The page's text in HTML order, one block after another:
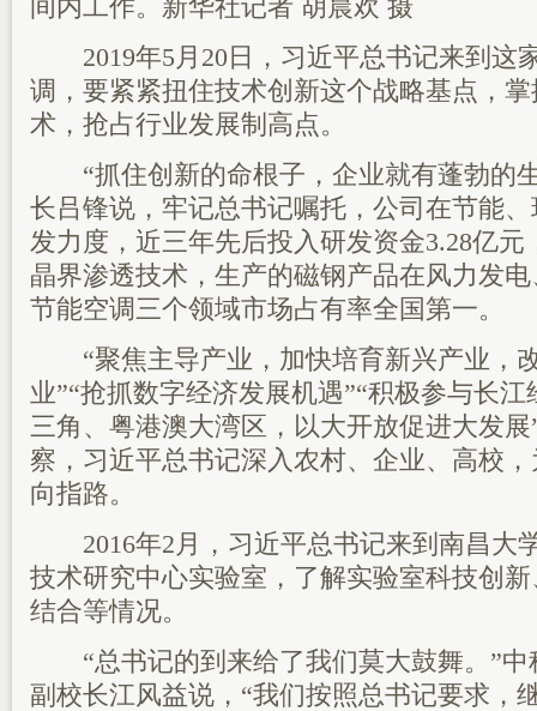
间内工作。新华社记者 胡晨欢 摄
2019年5月20日，习近平总书记来到这
调，要紧紧扭住技术创新这个战略基点，
术，抢占行业发展制高点。
“抓住创新的命根子，企业就有蓬勃的
长吕锋说，牢记总书记嘱托，公司在节能
发力度，近三年先后投入研发资金3.28亿元
晶界渗透技术，生产的磁钢产品在风力发
节能空调三个领域市场占有率全国第一。
“聚焦主导产业，加快培育新兴产业，
业”“抢抓数字经济发展机遇”“积极参与长
三角、粤港澳大湾区，以大开放促进大发
察，习近平总书记深入农村、企业、高校
向指路。
2016年2月，习近平总书记来到南昌大
技术研究中心实验室，了解实验室科技创
结合等情况。
“总书记的到来给了我们莫大鼓舞。”中
副校长江风益说，“我们按照总书记要求，